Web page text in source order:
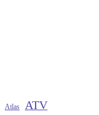
Atlas ATV